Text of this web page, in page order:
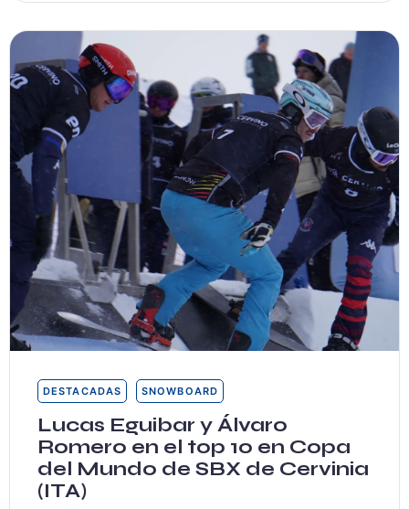
DESTACADAS SNOWBOARD
Lucas Eguibar y Álvaro
Romero en el top 10 en Copa
del Mundo de SBX de Cervinia
(ITA)